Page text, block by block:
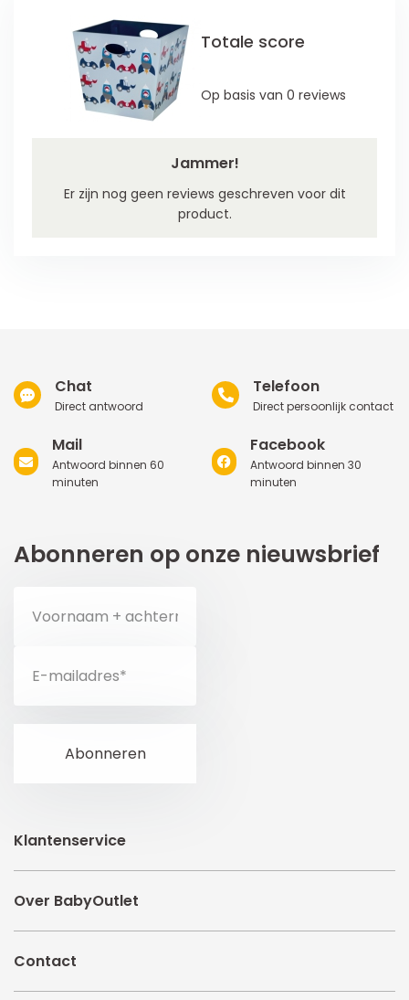
Jammer!
Er zijn nog geen reviews geschreven voor dit
product.
Totale score
Op basis van 0 reviews
Chat
Direct antwoord
Telefoon
Direct persoonlijk contact
Mail
Antwoord binnen 60
minuten
Facebook
Antwoord binnen 30
minuten
Abonneren op onze nieuwsbrief
Klantenservice
Over BabyOutlet
Contact